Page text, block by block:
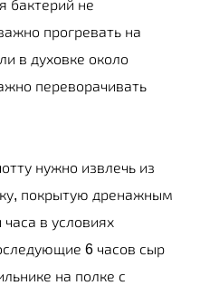
бактерий не
прогревать на
в духовке около
переворачивать
нужно извлечь из
покрытую дренажным
в условиях
6 часов сыр
на полке с